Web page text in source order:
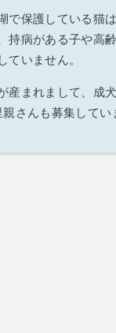
で保護している猫
持病がある子や高
ていません。
産まれまして、成
さんも募集してい